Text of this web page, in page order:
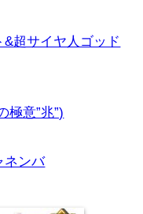
超サイヤ人ゴッド
極意”兆”)
ネンバ